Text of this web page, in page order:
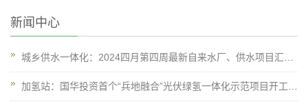
新闻中心